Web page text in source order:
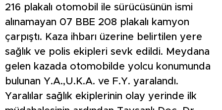
216 plakalı otomobil ile sürücüsünün ismi
alınamayan 07 BBE 208 plakalı kamyon
çarpıştı. Kaza ihbarı üzerine belirtilen yere
sağlık ve polis ekipleri sevk edildi. Meydana
gelen kazada otomobilde yolcu konumunda
bulunan Y.A.,U.K.A. ve F.Y. yaralandı.
Yaralılar sağlık ekiplerinin olay yerinde ilk